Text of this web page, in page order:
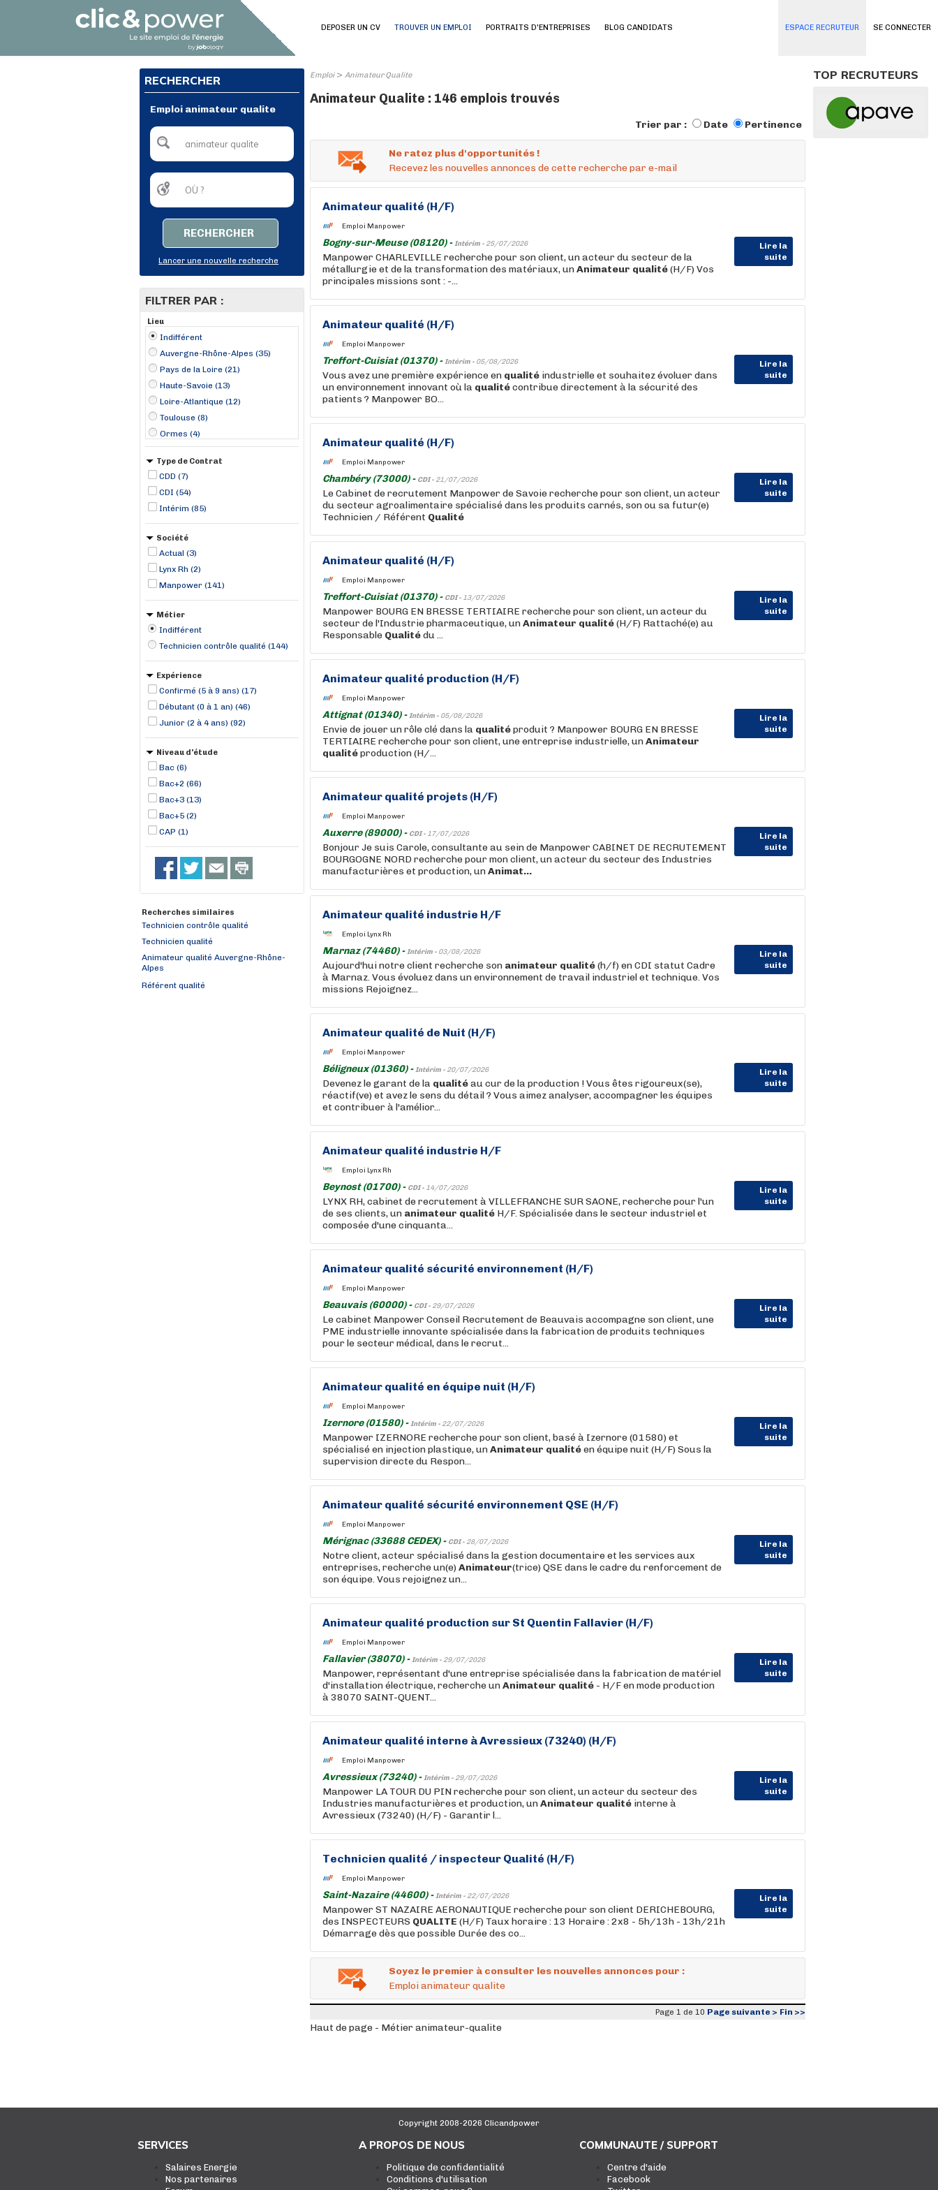
SE CONNECTER
DEPOSER UN CV TROUVER UN EMPLOI PORTRAITS D'ENTREPRISES BLOG CANDIDATS ESPACE RECRUTEUR
RECHERCHER
Emploi animateur qualite
RECHERCHER
Lancer une nouvelle recherche
FILTRER PAR :
Lieu
Indifférent
Auvergne-Rhône-Alpes (35)
Pays de la Loire (21)
Haute-Savoie (13)
Loire-Atlantique (12)
Toulouse (8)
Ormes (4)
Avène (3)
Beauvais (3)
Cluses (3)
La Roche-sur-Foron (3)
Toulon (3)
Type de Contrat
CDD (7)
CDI (54)
Intérim (85)
Société
Actual (3)
Lynx Rh (2)
Manpower (141)
Métier
Indifférent
Technicien contrôle qualité (144)
Expérience
Confirmé (5 à 9 ans) (17)
Débutant (0 à 1 an) (46)
Junior (2 à 4 ans) (92)
Niveau d'étude
Bac (6)
Bac+2 (66)
Bac+3 (13)
Bac+5 (2)
CAP (1)
Recherches similaires
Technicien contrôle qualité
Technicien qualité
Animateur qualité Auvergne-Rhône-
Alpes
Référent qualité
Emploi> Animateur Qualite
Animateur Qualite : 146 emplois trouvés
Trier par : Date Pertinence
Ne ratez plus d'opportunités !
Recevez les nouvelles annonces de cette recherche par e-mail
Animateur qualité (H/F)
Emploi Manpower
Bogny-sur-Meuse (08120) -Intérim - 25/07/2026
Lire la
suite
Manpower CHARLEVILLE recherche pour son client, un acteur du secteur de la
métallurgie et de la transformation des matériaux, unAnimateur qualité(H/F) Vos
principales missions sont : -...
Animateur qualité (H/F)
Emploi Manpower
Treffort-Cuisiat (01370) -Intérim - 05/08/2026
Lire la
suite
Vous avez une première expérience en qualité industrielle et souhaitez évoluer dans
un environnement innovant où la qualitécontribue directement à la sécurité des
patients ? Manpower BO...
Animateur qualité (H/F)
Emploi Manpower
Chambéry (73000) - CDI - 21/07/2026
Lire la
suite
Le Cabinet de recrutement Manpower de Savoie recherche pour son client, un acteur
du secteur agroalimentaire spécialisé dans les produits carnés, son ou sa futur(e)
Technicien / Référent Qualité
Animateur qualité (H/F)
Emploi Manpower
Treffort-Cuisiat (01370) - CDI - 13/07/2026
Lire la
suite
Manpower BOURG EN BRESSE TERTIAIRE recherche pour son client, un acteur du
secteur de l'Industrie pharmaceutique, unAnimateur qualité(H/F) Rattaché(e) au
Responsable Qualitédu ...
Animateur qualité production (H/F)
Emploi Manpower
Attignat (01340) -Intérim - 05/08/2026
Lire la
suite
Envie de jouer un rôle clé dans la qualitéproduit ? Manpower BOURG EN BRESSE
TERTIAIRE recherche pour son client, une entreprise industrielle, unAnimateur
qualitéproduction (H/...
Animateur qualité projets (H/F)
Emploi Manpower
Auxerre (89000) - CDI - 17/07/2026
Lire la
suite
Bonjour Je suis Carole, consultante au sein de Manpower CABINET DE RECRUTEMENT
BOURGOGNE NORD recherche pour mon client, un acteur du secteur des Industries
manufacturières et production, unAnimat...
Animateur qualité industrie H/F
Emploi Lynx Rh
Marnaz (74460) -Intérim - 03/08/2026
Lire la
suite
Aujourd'hui notre client recherche son animateur qualité(h/f) en CDI statut Cadre
à Marnaz. Vous évoluez dans un environnement de travail industriel et technique. Vos
missions Rejoignez...
Animateur qualité de Nuit (H/F)
Emploi Manpower
Béligneux (01360) -Intérim - 20/07/2026
Lire la
suite
Devenez le garant de la qualitéau cur de la production ! Vous êtes rigoureux(se),
réactif(ve) et avez le sens du détail ? Vous aimez analyser, accompagner les équipes
et contribuer à l'amélior...
Animateur qualité industrie H/F
Emploi Lynx Rh
Beynost (01700) - CDI - 14/07/2026
Lire la
suite
LYNX RH, cabinet de recrutement à VILLEFRANCHE SUR SAONE, recherche pour l'un
de ses clients, un animateur qualité H/F. Spécialisée dans le secteur industriel et
composée d'une cinquanta...
Animateur qualité sécurité environnement (H/F)
Emploi Manpower
Beauvais (60000) - CDI - 29/07/2026
Lire la
suite
Le cabinet Manpower Conseil Recrutement de Beauvais accompagne son client, une
PME industrielle innovante spécialisée dans la fabrication de produits techniques
pour le secteur médical, dans le recrut...
Animateur qualité en équipe nuit (H/F)
Emploi Manpower
Izernore (01580) -Intérim - 22/07/2026
Lire la
suite
Manpower IZERNORE recherche pour son client, basé à Izernore (01580) et
spécialisé en injection plastique, unAnimateur qualitéen équipe nuit (H/F) Sous la
supervision directe du Respon...
Animateur qualité sécurité environnement QSE (H/F)
Emploi Manpower
Mérignac (33688 CEDEX) - CDI - 28/07/2026
Lire la
suite
Notre client, acteur spécialisé dans la gestion documentaire et les services aux
entreprises, recherche un(e) Animateur(trice) QSE dans le cadre du renforcement de
son équipe. Vous rejoignez un...
Animateur qualité production sur St Quentin Fallavier (H/F)
Emploi Manpower
Fallavier (38070) -Intérim - 29/07/2026
Lire la
suite
Manpower, représentant d'une entreprise spécialisée dans la fabrication de matériel
d'installation électrique, recherche unAnimateur qualité - H/F en mode production
à 38070 SAINT-QUENT...
Animateur qualité interne à Avressieux (73240) (H/F)
Emploi Manpower
Avressieux (73240) -Intérim - 29/07/2026
Lire la
suite
Manpower LA TOUR DU PIN recherche pour son client, un acteur du secteur des
Industries manufacturières et production, unAnimateur qualité interne à
Avressieux (73240) (H/F) - Garantir l...
Technicien qualité / inspecteur Qualité (H/F)
Emploi Manpower
Saint-Nazaire (44600) -Intérim - 22/07/2026
Lire la
suite
Manpower ST NAZAIRE AERONAUTIQUE recherche pour son client DERICHEBOURG,
des INSPECTEURS QUALITE (H/F) Taux horaire : 13 Horaire : 2x8 - 5h/13h - 13h/21h
Démarrage dès que possible Durée des co...
Soyez le premier à consulter les nouvelles annonces pour :
Emploi animateur qualite
Page 1 de 10 Page suivante > Fin >>
Haut de page - Métier animateur-qualite
TOP RECRUTEURS
Copyright 2008-2026 Clicandpower
SERVICES
Salaires Energie
Nos partenaires
A PROPOS DE NOUS
Politique de confidentialité
Conditions d'utilisation
COMMUNAUTE / SUPPORT
Centre d'aide
Facebook